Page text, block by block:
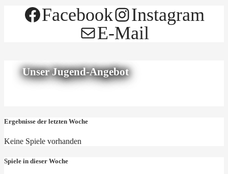
Facebook
Instagram
E-Mail
Unser Jugend-Angebot
Ergebnisse der letzten Woche
Keine Spiele vorhanden
Spiele in dieser Woche